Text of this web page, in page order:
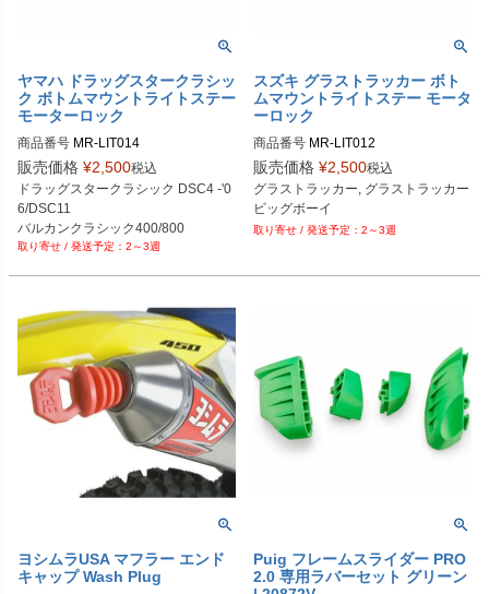
ヤマハ ドラッグスタークラシッ
ク ボトムマウントライトステー
モーターロック
商品番号 MR-LIT014
販売価格 ¥2,500税込
ドラッグスタークラシック DSC4 -'0
6/DSC11
バルカンクラシック400/800
2～3週
スズキ グラストラッカー ボト
ムマウントライトステー モータ
ーロック
商品番号
販売価格 ¥2,500税込
グラストラッカー, グラストラッカー
ビッグボーイ
2～3週
ヨシムラUSA マフラー エンド
キャップ Wash Plug
Puig フレームスライダー PRO
2.0 専用ラバーセット グリーン